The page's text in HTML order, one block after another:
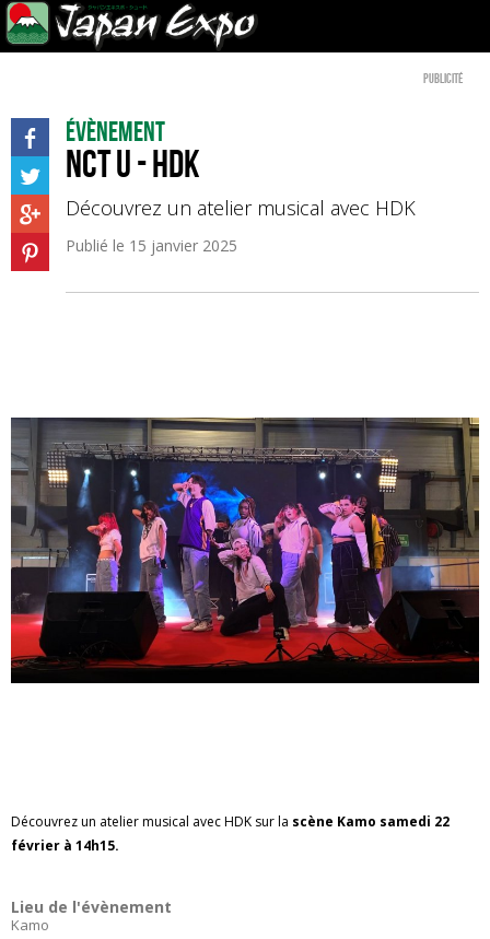
Publicité
Évènement
NCT U - HDK
Découvrez un atelier musical avec HDK
Publié le 15 janvier 2025
Découvrez un atelier musical avec HDK sur la scène Kamo samedi 22
février à 14h15.
Lieu de l'évènement
Kamo